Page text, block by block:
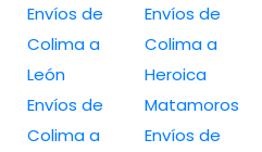
Envíos de
Colima a
León
Envíos de
Colima a
Envíos de
Colima a
Heroica
Matamoros
Envíos de